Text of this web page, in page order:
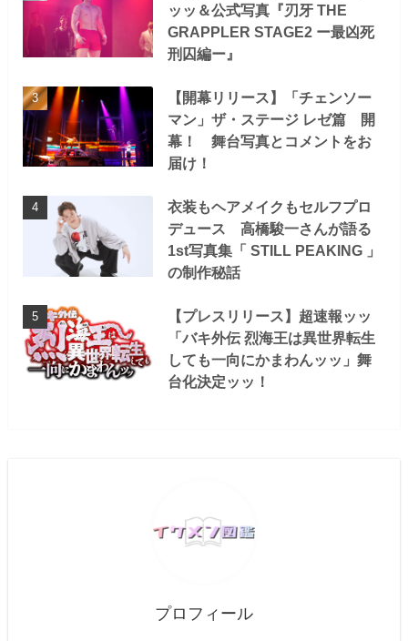
ッッ＆公式写真『刃牙 THE
GRAPPLER STAGE2 ー最凶死
刑囚編ー』
【開幕リリース】「チェンソー
マン」ザ・ステージ レゼ篇 開
幕！ 舞台写真とコメントをお
届け！
衣装もヘアメイクもセルフプロ
デュース 高橋駿一さんが語る
1st写真集「 STILL PEAKING 」
の制作秘話
【プレスリリース】超速報ッッ
「バキ外伝 烈海王は異世界転生
しても一向にかまわんッッ」舞
台化決定ッッ！
プロフィール